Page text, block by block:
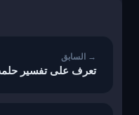
تعرف على تفسير